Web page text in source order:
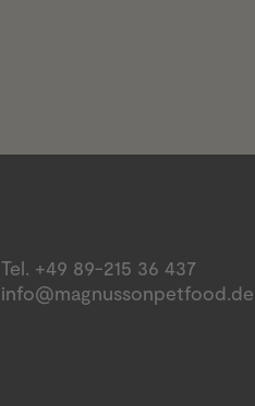
Tel. +49 89-215 36 437
info@magnussonpetfood.de